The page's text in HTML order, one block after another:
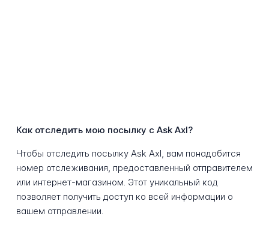
Как отследить мою посылку с Ask Axl?
Чтобы отследить посылку Ask Axl, вам понадобится
номер отслеживания, предоставленный отправителем
или интернет-магазином. Этот уникальный код
позволяет получить доступ ко всей информации о
вашем отправлении.